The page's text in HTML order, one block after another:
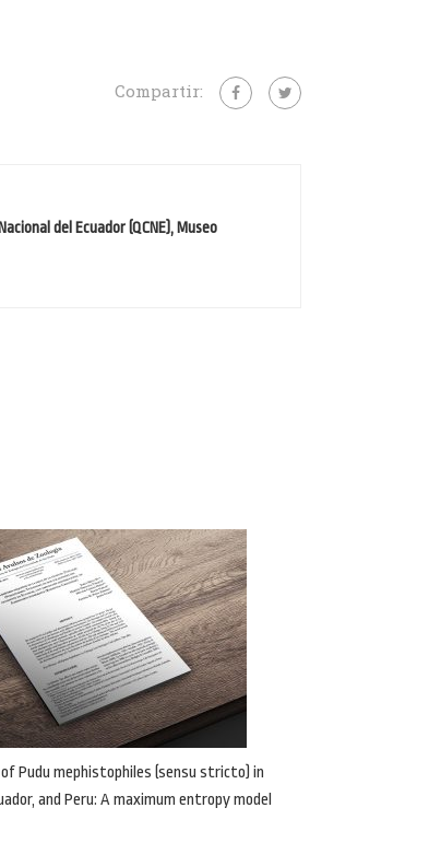
Compartir:
del Ecuador (QCNE), Museo
Pudu mephistophiles (sensu stricto) in
and Peru: A maximum entropy model